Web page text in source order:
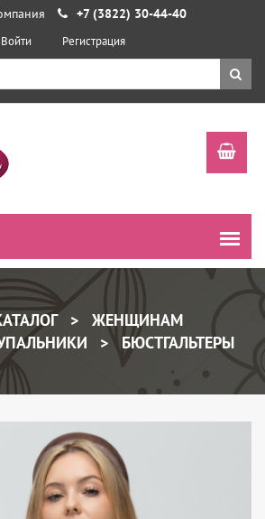
+7 (3822) 30-44-40
Войти Регистрация
ЖЕНЩИНАМ
БЮСТГАЛЬТЕРЫ